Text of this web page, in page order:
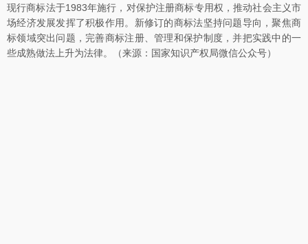
现行商标法于1983年施行，对保护注册商标专用权，推动社会主义市
场经济发展发挥了积极作用。新修订的商标法坚持问题导向，聚焦商
标领域突出问题，完善商标注册、管理和保护制度，并把实践中的一
些成熟做法上升为法律。（来源：国家知识产权局微信公众号）